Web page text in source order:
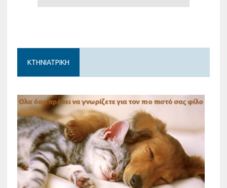
ΚΤΗΝΙΑΤΡΙΚΗ